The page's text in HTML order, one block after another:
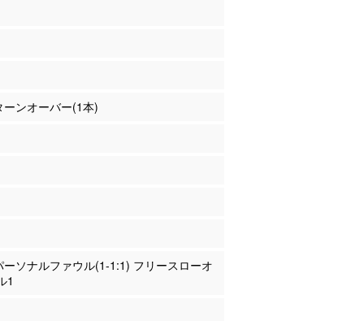
ンオーバー(1本)
ーソナルファウル(1-1:1) フリースローオ
1